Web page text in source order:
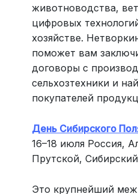
животноводства,
цифровых
хозяйстве.
поможет вам
договоры с
сельхозтехники и
покупателей
День Сибирского
16–18 июля Россия,
Прутской,
Это крупнейший